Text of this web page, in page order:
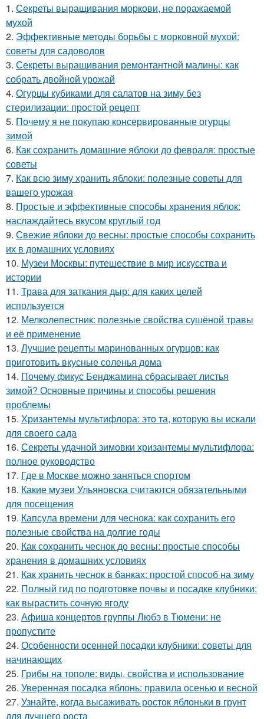
1. Секреты выращивания моркови, не поражаемой
мухой
2. Эффективные методы борьбы с морковной мухой:
советы для садоводов
3. Секреты выращивания ремонтантной малины: как
собрать двойной урожай
4. Огурцы кубиками для салатов на зиму без
стерилизации: простой рецепт
5. Почему я не покупаю консервированные огурцы
зимой
6. Как сохранить домашние яблоки до февраля: простые
советы
7. Как всю зиму хранить яблоки: полезные советы для
вашего урожая
8. Простые и эффективные способы хранения яблок:
наслаждайтесь вкусом круглый год
9. Свежие яблоки до весны: простые способы сохранить
их в домашних условиях
10. Музеи Москвы: путешествие в мир искусства и
истории
11. Трава для заткания дыр: для каких целей
используется
12. Мелколепестник: полезные свойства сушёной травы
и её применение
13. Лучшие рецепты маринованных огурцов: как
приготовить вкусные соленья дома
14. Почему фикус Бенджамина сбрасывает листья
зимой? Основные причины и способы решения
проблемы
15. Хризантемы мультифлора: это та, которую вы искали
для своего сада
16. Секреты удачной зимовки хризантемы мультифлора:
полное руководство
17. Где в Москве можно заняться спортом
18. Какие музеи Ульяновска считаются обязательными
для посещения
19. Капсула времени для чеснока: как сохранить его
полезные свойства на долгие годы
20. Как сохранить чеснок до весны: простые способы
хранения в домашних условиях
21. Как хранить чеснок в банках: простой способ на зиму
22. Полный гид по подготовке почвы и посадке клубники:
как вырастить сочную ягоду
23. Афиша концертов группы Любэ в Тюмени: не
пропустите
24. Особенности осенней посадки клубники: советы для
начинающих
25. Грибы на тополе: виды, свойства и использование
26. Уверенная посадка яблонь: правила осенью и весной
27. Узнайте, когда высаживать росток яблоньки в грунт
для лучшего роста